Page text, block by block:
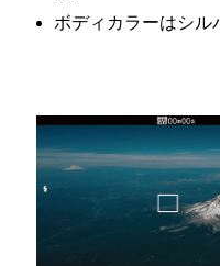
ボディカラーはシル